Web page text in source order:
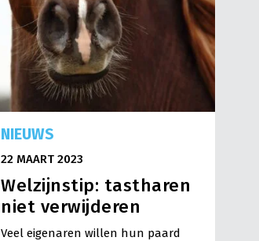
NIEUWS
22 MAART 2023
Welzijnstip: tastharen
niet verwijderen
Veel eigenaren willen hun paard